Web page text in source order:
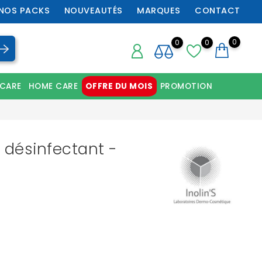
PACKS NOUVEAUTÉS MARQUES CONTACT
0 0
0
HOME CARE OFFRE DU MOIS PROMOTION
désinfectant -